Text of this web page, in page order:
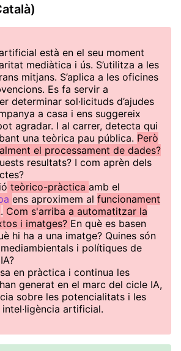
està en el seu moment
mediàtica i ús. S’utilitza a les
mitjans. S’aplica a les oficines
Es fa servir a
determinar sol·licituds d’ajudes
a casa i ens suggereix
agradar. I al carrer, detecta qui
una teòrica pau pública. Però
el processament de dades?
resultats? I com aprèn dels
teòrico-pràctica amb el
ens aproximem al funcionament
. Com s'arriba a automatitzar la
i imatges? En què es basen
hi ha a una imatge? Quines són
i polítiques de
en pràctica i continua les
generat en el marc del cicle IA,
sobre les potencialitats i les
artificial.